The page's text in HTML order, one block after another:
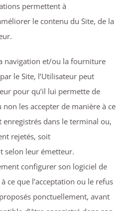
permettent à
le contenu du Site, de la
navigation et/ou la fourniture
le Site, l’Utilisateur peut
pour qu’il lui permette de
non les accepter de manière à ce
enregistrés dans le terminal ou,
rejetés, soit
selon leur émetteur.
configurer son logiciel de
ce que l’acceptation ou le refus
ponctuellement, avant